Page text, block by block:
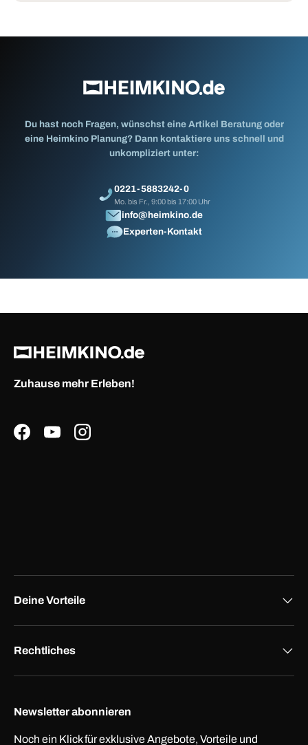
Du hast noch Fragen, wünschst eine Artikel Beratung oder
eine Heimkino Planung? Dann kontaktiere uns schnell und
unkompliziert unter:
0221-5883242-0
Mo. bis Fr., 9:00 bis 17:00 Uhr
info@heimkino.de
Experten-Kontakt
Zuhause mehr Erleben!
FacebookYouTubeInstagram
Deine Vorteile
Rechtliches
Newsletter abonnieren
Noch ein Klick für exklusive Angebote, Vorteile und